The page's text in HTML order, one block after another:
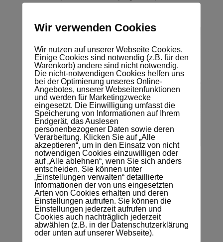
In den kommenden Tagen werden die
Wahlbenachrichtigungen für die Bundestagswahl
am 23. Februar 2025 postalisch zugestellt.
Wahlscheinantrag für die Briefwahl
Stadt Kranichfeld
Wir verwenden Cookies
Wir nutzen auf unserer Webseite Cookies.
Einige Cookies sind notwendig (z.B. für den
Warenkorb) andere sind nicht notwendig.
Die nicht-notwendigen Cookies helfen uns
bei der Optimierung unseres Online-
Angebotes, unserer Webseitenfunktionen
und werden für Marketingzwecke
eingesetzt. Die Einwilligung umfasst die
Speicherung von Informationen auf Ihrem
Endgerät, das Auslesen
personenbezogener Daten sowie deren
Verarbeitung. Klicken Sie auf „Alle
akzeptieren“, um in den Einsatz von nicht
notwendigen Cookies einzuwilligen oder
auf „Alle ablehnen“, wenn Sie sich anders
entscheiden. Sie können unter
„Einstellungen verwalten“ detaillierte
Informationen der von uns eingesetzten
Arten von Cookies erhalten und deren
Einstellungen aufrufen. Sie können die
Einstellungen jederzeit aufrufen und
Cookies auch nachträglich jederzeit
abwählen (z.B. in der Datenschutzerklärung
oder unten auf unserer Webseite).